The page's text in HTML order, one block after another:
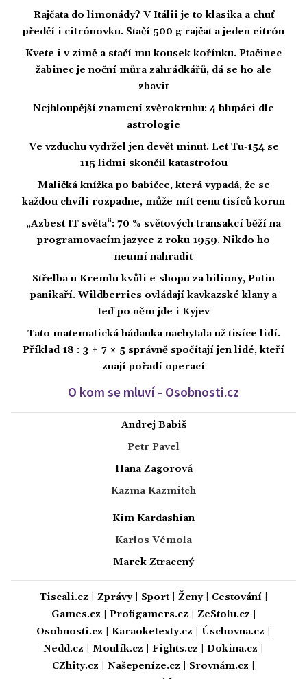
Rajčata do limonády? V Itálii je to klasika a chuť
předčí i citrónovku. Stačí 500 g rajčat a jeden citrón
Kvete i v zimě a stačí mu kousek kořínku. Ptačinec
žabinec je noční můra zahrádkářů, dá se ho ale
zbavit
Nejhloupější znamení zvěrokruhu: 4 hlupáci dle
astrologie
Ve vzduchu vydržel jen devět minut. Let Tu-154 se
115 lidmi skončil katastrofou
Maličká knížka po babičce, která vypadá, že se
každou chvíli rozpadne, může mít cenu tisíců korun
„Azbest IT světa“: 70 % světových transakcí běží na
programovacím jazyce z roku 1959. Nikdo ho
neumí nahradit
Střelba u Kremlu kvůli e-shopu za biliony, Putin
panikaří. Wildberries ovládají kavkazské klany a
teď po něm jde i Kyjev
Tato matematická hádanka nachytala už tisíce lidí.
Příklad 18 : 3 + 7 × 5 správně spočítají jen lidé, kteří
znají pořadí operací
O kom se mluví - Osobnosti.cz
Andrej Babiš
Petr Pavel
Hana Zagorová
Kazma Kazmitch
Kim Kardashian
Karlos Vémola
Marek Ztracený
Tiscali.cz Zprávy| Sport| Ženy| Cestování|
Games.cz
Profigamers.cz ZeStolu.cz
Osobnosti.cz
Karaoketexty.cz Úschovna.cz
Nedd.cz
Moulík.cz Fights.cz Dokina.cz
CZhity.cz
Našepeníze.cz Srovnám.cz